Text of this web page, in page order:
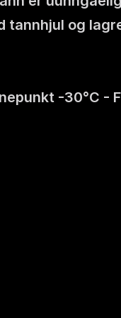
tannhjul og
-30°C -